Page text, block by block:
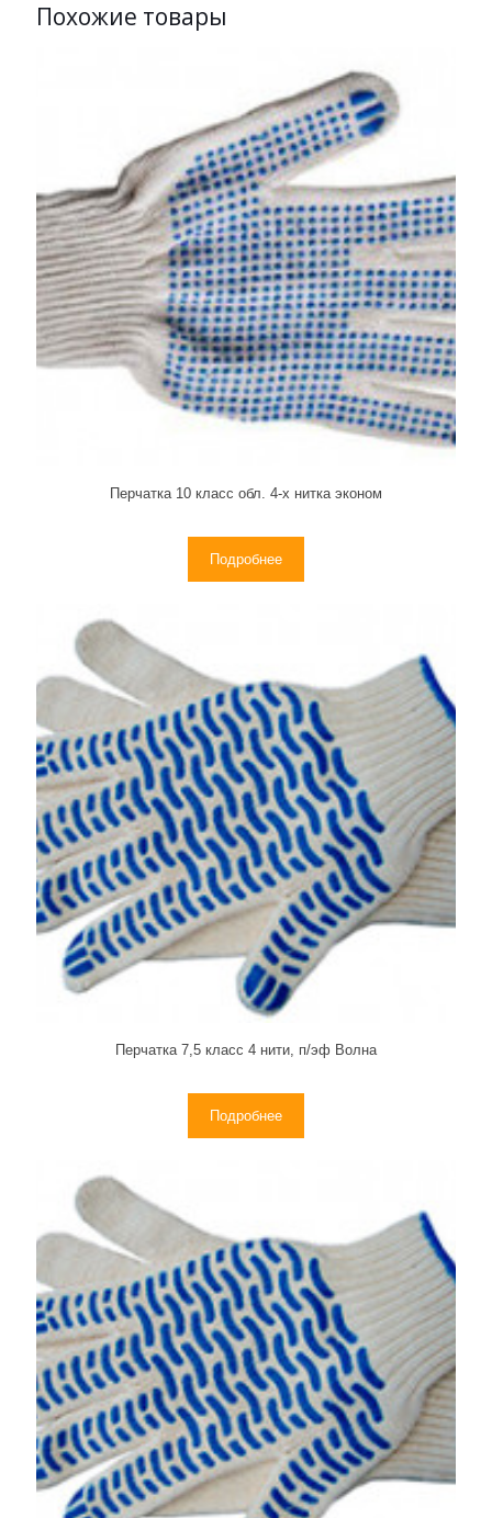
Похожие товары
Перчатка 10 класс обл. 4-х нитка эконом
Подробнее
Перчатка 7,5 класс 4 нити, п/эф Волна
Подробнее